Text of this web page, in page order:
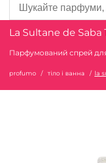
La Sultane de Saba
Парфумований спрей для
profumo тіло і ванна la